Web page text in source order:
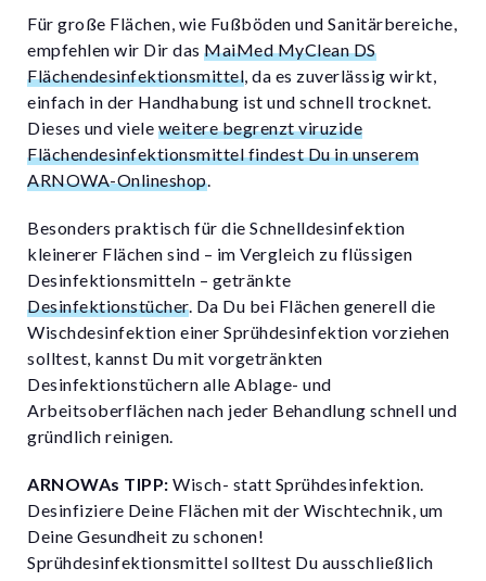
Für große Flächen, wie Fußböden und Sanitärbereiche,
empfehlen wir Dir das MaiMed MyClean DS
Flächendesinfektionsmittel, da es zuverlässig wirkt,
einfach in der Handhabung ist und schnell trocknet.
Dieses und viele weitere begrenzt viruzide
Flächendesinfektionsmittel findest Du in unserem
ARNOWA-Onlineshop.
Besonders praktisch für die Schnelldesinfektion
kleinerer Flächen sind – im Vergleich zu flüssigen
Desinfektionsmitteln – getränkte
Desinfektionstücher. Da Du bei Flächen generell die
Wischdesinfektion einer Sprühdesinfektion vorziehen
solltest, kannst Du mit vorgetränkten
Desinfektionstüchern alle Ablage- und
Arbeitsoberflächen nach jeder Behandlung schnell und
gründlich reinigen.
ARNOWAs TIPP: Wisch- statt Sprühdesinfektion.
Desinfiziere Deine Flächen mit der Wischtechnik, um
Deine Gesundheit zu schonen!
Sprühdesinfektionsmittel solltest Du ausschließlich